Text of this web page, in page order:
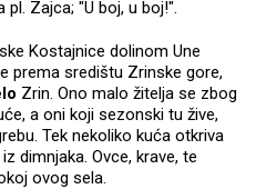
Zajca; "U boj, u boj!".
Kostajnice dolinom Une
prema središtu Zrinske gore,
Zrin. Ono malo žitelja se zbog
a oni koji sezonski tu žive,
Tek nekoliko kuća otkriva
dimnjaka. Ovce, krave, te
ovog sela.